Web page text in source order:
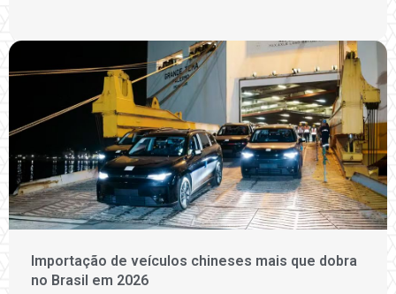
Importação de veículos chineses mais que dobra
no Brasil em 2026